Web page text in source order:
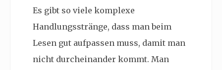
Es gibt so viele komplexe
Handlungsstränge, dass man beim
Lesen gut aufpassen muss, damit man
nicht durcheinander kommt. Man